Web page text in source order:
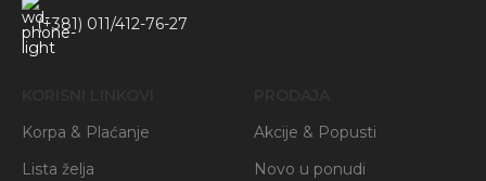
(+381) 011/412-76-27
Korpa & Plaćanje
Lista želja
Akcije & Popusti
Novo u ponudi